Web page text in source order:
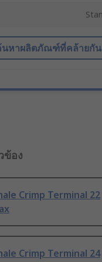
หาผลิตภัณฑ์ที่คล้ายกัน
ข้อง
Crimp Terminal 22
Crimp Terminal 24